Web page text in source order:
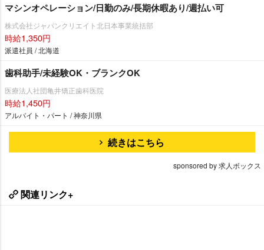
マシンオペレーション/日勤のみ/長期休暇あり/週払い可
株式会社ジャパンクリエイト北日本事業統括部
時給1,350円
派遣社員 / 北海道
歯科助手/未経験OK・ブランクOK
医療法人社団亀井矯正歯科医院
時給1,450円
アルバイト・パート / 神奈川県
続きはこちら
sponsored by 求人ボックス
関連リンク+